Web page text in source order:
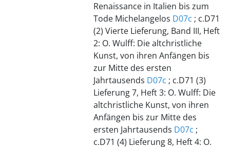
Renaissance in Italien bis zum
Tode Michelangelos D07c ; c.D71
(2) Vierte Lieferung, Band III, Heft
2: O. Wulff: Die altchristliche
Kunst, von ihren Anfängen bis
zur Mitte des ersten
Jahrtausends D07c ; c.D71 (3)
Lieferung 7, Heft 3: O. Wulff: Die
altchristliche Kunst, von ihren
Anfängen bis zur Mitte des
ersten Jahrtausends D07c ;
c.D71 (4) Lieferung 8, Heft 4: O.